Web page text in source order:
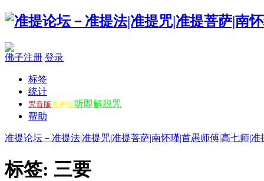
佛子注册 登录
标签
统计
咒音版无声版听即解脱咒
帮助
准提论坛－准提法|准提咒|准提菩萨|南怀瑾|首愚师傅|高七师|准
标签: 三要